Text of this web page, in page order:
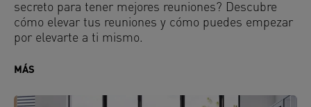
secreto para tener mejores reuniones? Descubre
cómo elevar tus reuniones y cómo puedes empezar
por elevarte a ti mismo.
MÁS